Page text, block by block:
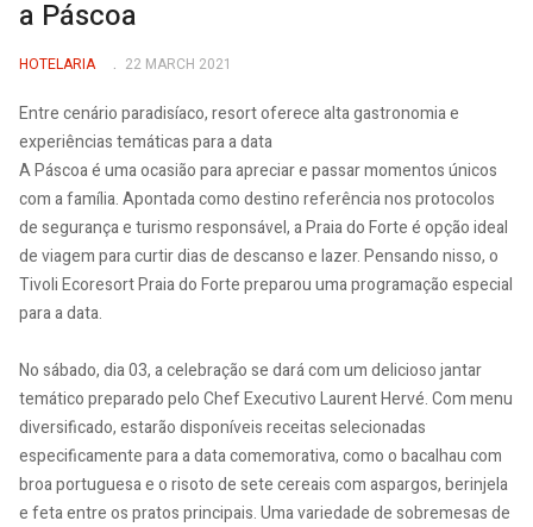
a Páscoa
HOTELARIA 22 MARCH 2021
Entre cenário paradisíaco, resort oferece alta gastronomia e
experiências temáticas para a data
A Páscoa é uma ocasião para apreciar e passar momentos únicos
com a família. Apontada como destino referência nos protocolos
de segurança e turismo responsável, a Praia do Forte é opção ideal
de viagem para curtir dias de descanso e lazer. Pensando nisso, o
Tivoli Ecoresort Praia do Forte preparou uma programação especial
para a data.
No sábado, dia 03, a celebração se dará com um delicioso jantar
temático preparado pelo Chef Executivo Laurent Hervé. Com menu
diversificado, estarão disponíveis receitas selecionadas
especificamente para a data comemorativa, como o bacalhau com
broa portuguesa e o risoto de sete cereais com aspargos, berinjela
e feta entre os pratos principais. Uma variedade de sobremesas de